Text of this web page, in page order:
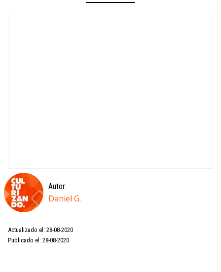
Autor:
Daniel G.
Actualizado el: 28-08-2020
Publicado el: 28-08-2020